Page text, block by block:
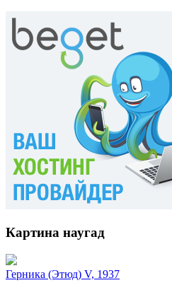
Картина наугад
Герника (Этюд) V, 1937